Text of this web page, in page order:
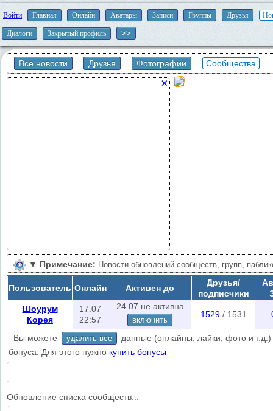
Войти Главная Онлайн Аватары Записи Группы Друзья
Диалоги Закрытый профиль
Все новости Друзья Фотографии Сообщества
×
▼ Примечание: Новости обновлений сообществ, групп,
при заходе на эту страничку.
Скрытые группы находятся в автоматическом режиме или в меню
поиска скрытых сообществ.
Пользователь Онлайн Активен до
Друзья/
подписчики
Шоурум
Корея
17.07
22:57
24.07не активна
включить
1529/ 1531
Вы можете удалить все
данные (онлайны, лайки, фото и т.д.)
бонуса. Для этого нужно купить бонусы
Обновление списка сообществ...